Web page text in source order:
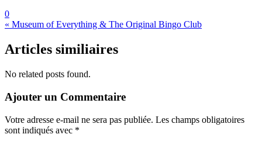
0
Navigation
de
l’article
« Museum of Everything & The Original Bingo Club
Articles similiaires
No related posts found.
Ajouter un Commentaire
Votre adresse e-mail ne sera pas publiée. Les champs obligatoires
sont indiqués avec *